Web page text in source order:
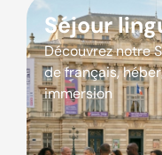
Séjour
Découvrez notre
de français,
immersion